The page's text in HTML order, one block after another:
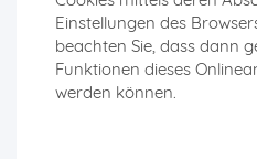
Einstellungen des
beachten Sie, dass dann
Funktionen dieses
werden können.